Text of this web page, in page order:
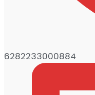
6282233000884